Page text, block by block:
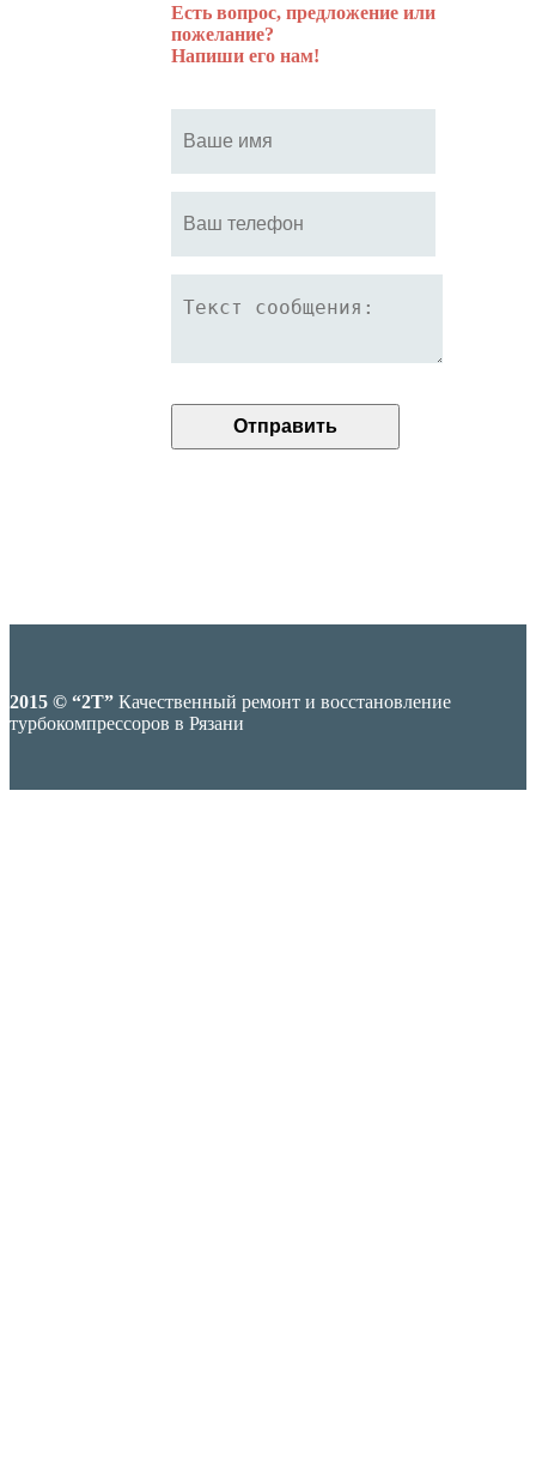
Есть вопрос, предложение или
пожелание?
Напиши его нам!
2015 © “2T” Качественный ремонт и восстановление
турбокомпрессоров в Рязани